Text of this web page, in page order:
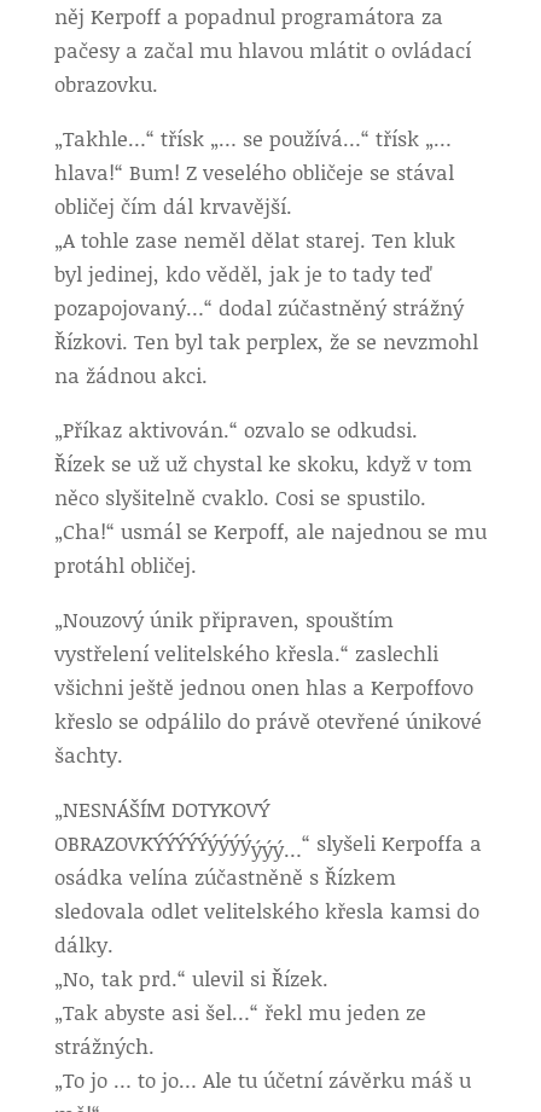
něj Kerpoff a popadnul programátora za
pačesy a začal mu hlavou mlátit o ovládací
obrazovku.
„Takhle…“ třísk „… se používá…“ třísk „…
hlava!“ Bum! Z veselého obličeje se stával
obličej čím dál krvavější.
„A tohle zase neměl dělat starej. Ten kluk
byl jedinej, kdo věděl, jak je to tady teď
pozapojovaný…“ dodal zúčastněný strážný
Řízkovi. Ten byl tak perplex, že se nevzmohl
na žádnou akci.
„Příkaz aktivován.“ ozvalo se odkudsi.
Řízek se už už chystal ke skoku, když v tom
něco slyšitelně cvaklo. Cosi se spustilo.
„Cha!“ usmál se Kerpoff, ale najednou se mu
protáhl obličej.
„Nouzový únik připraven, spouštím
vystřelení velitelského křesla.“ zaslechli
všichni ještě jednou onen hlas a Kerpoffovo
křeslo se odpálilo do právě otevřené únikové
šachty.
„NESNÁŠÍM DOTYKOVÝ
OBRAZOVKÝÝÝÝÝýýýýýýý…“ slyšeli Kerpoffa a
osádka velína zúčastněně s Řízkem
sledovala odlet velitelského křesla kamsi do
dálky.
„No, tak prd.“ ulevil si Řízek.
„Tak abyste asi šel…“ řekl mu jeden ze
strážných.
„To jo … to jo… Ale tu účetní závěrku máš u